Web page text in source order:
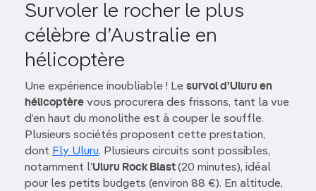
Survoler le rocher le plus
célèbre d’Australie en
hélicoptère
Une expérience inoubliable ! Le survol d’Uluru en
hélicoptère vous procurera des frissons, tant la vue
d’en haut du monolithe est à couper le souffle.
Plusieurs sociétés proposent cette prestation,
dont Fly Uluru. Plusieurs circuits sont possibles,
notamment l’Uluru Rock Blast(20 minutes), idéal
pour les petits budgets (environ 88 €). En altitude,